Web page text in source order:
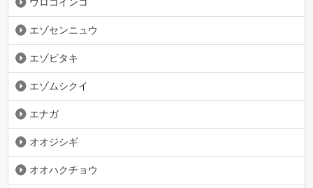
ウロコインコ
エゾセンニュウ
エゾビタキ
エゾムシクイ
エナガ
オオジシギ
オオハクチョウ